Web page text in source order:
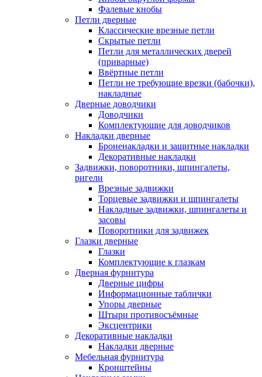
Фалевые кнобы
Петли дверные
Классические врезные петли
Скрытые петли
Петли для металлических дверей
(приварные)
Ввёртные петли
Петли не требующие врезки (бабочки),
накладные
Дверные доводчики
Доводчики
Комплектующие для доводчиков
Накладки дверные
Броненакладки и защитные накладки
Декоративные накладки
Задвижки, поворотники, шпингалеты,
ригели
Врезные задвижки
Торцевые задвижки и шпингалеты
Накладные задвижки, шпингалеты и
засовы
Поворотники для задвижек
Глазки дверные
Глазки
Комплектующие к глазкам
Дверная фурнитура
Дверные цифры
Информационные таблички
Упоры дверные
Штыри противосъёмные
Эксцентрики
Декоративные накладки
Накладки дверные
Мебельная фурнитура
Кронштейны